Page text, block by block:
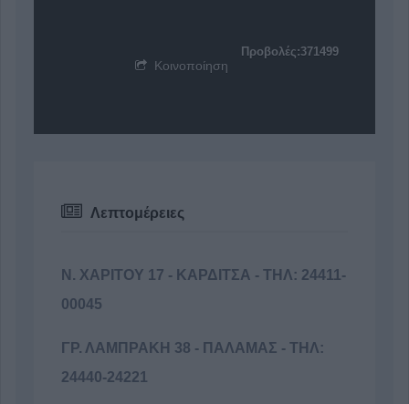
Προβολές:371499
Κοινοποίηση
Λεπτομέρειες
N. ΧΑΡΙΤΟΥ 17 - ΚΑΡΔΙΤΣΑ - ΤΗΛ: 24411-
00045
ΓΡ. ΛΑΜΠΡΑΚΗ 38 - ΠΑΛΑΜΑΣ - ΤΗΛ:
24440-24221